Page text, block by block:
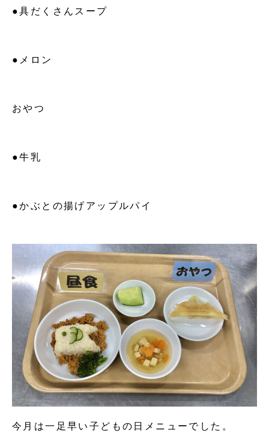
●具だくさんスープ
●メロン
おやつ
●牛乳
●かぶとの揚げアップルパイ
今月は一足早い子どもの日メニューでした。